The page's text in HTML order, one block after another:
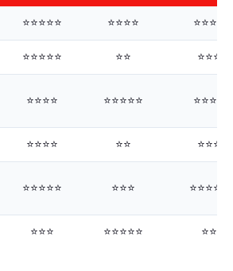
⭐⭐⭐⭐⭐ ⭐⭐⭐⭐ ⭐⭐⭐⭐
⭐⭐⭐⭐⭐ ⭐⭐ ⭐⭐⭐
⭐⭐⭐⭐ ⭐⭐⭐⭐⭐ ⭐⭐⭐⭐
⭐⭐⭐⭐ ⭐⭐ ⭐⭐⭐
⭐⭐⭐⭐⭐ ⭐⭐⭐ ⭐⭐⭐⭐⭐
⭐⭐⭐ ⭐⭐⭐⭐⭐ ⭐⭐